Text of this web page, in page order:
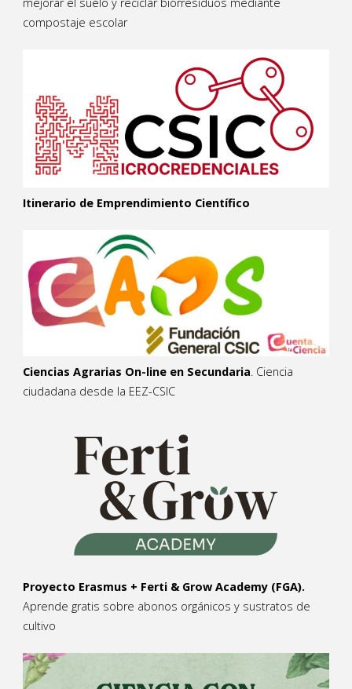
compostaje escolar
Itinerario de Emprendimiento Científico
Ciencias Agrarias On-line en Secundaria. Ciencia
ciudadana desde la EEZ-CSIC
Proyecto Erasmus + Ferti & Grow Academy (FGA).
Aprende gratis sobre abonos orgánicos y sustratos de
cultivo